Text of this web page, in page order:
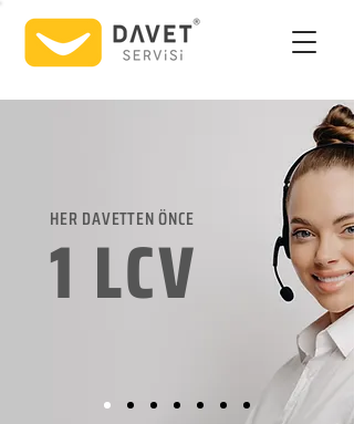
HER DAVETTEN ÖNCE
1 LCV